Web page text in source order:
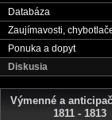
Databáza
Zaujímavosti,
Ponuka a dopyt
Diskusia
Výmenné a
1811 - 1813